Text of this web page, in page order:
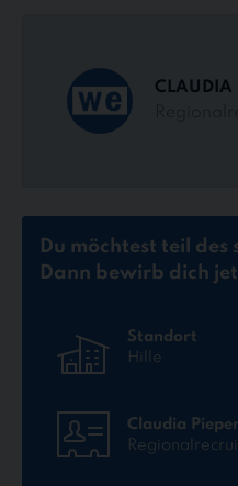
CLAUDIA
Du möchtest teil des
Dann bewirb dich
Standort
Hille
Claudia Pieper